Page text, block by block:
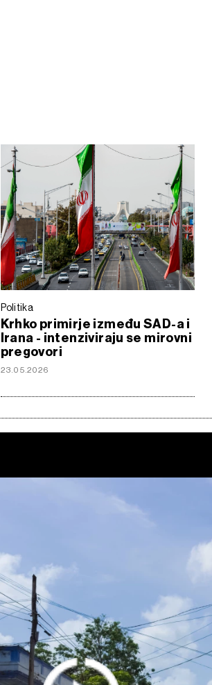
Politika
Krhko primirje između SAD-a i
Irana - intenziviraju se mirovni
pregovori
23.05.2026